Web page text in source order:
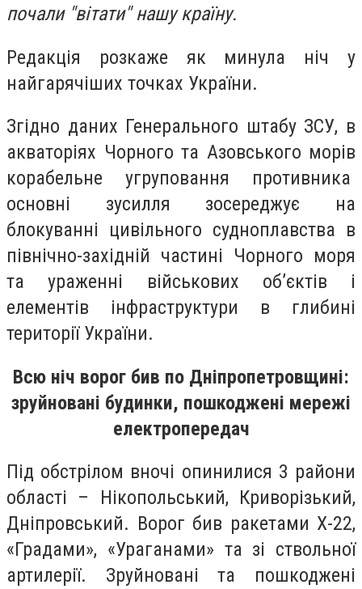
почали "вітати" нашу країну.
Редакція розкаже як минула ніч у
найгарячіших точках України.
Згідно даних Генерального штабу ЗСУ, в
акваторіях Чорного та Азовського морів
корабельне угруповання противника
основні зусилля зосереджує на
блокуванні цивільного судноплавства в
північно-західній частині Чорного моря
та ураженні військових об’єктів і
елементів інфраструктури в глибині
території України.
Всю ніч ворог бив по Дніпропетровщині:
зруйновані будинки, пошкоджені мережі
електропередач
Під обстрілом вночі опинилися 3 райони
області – Нікопольський, Криворізький,
Дніпровський. Ворог бив ракетами Х-22,
«Градами», «Ураганами» та зі ствольної
артилерії. Зруйновані та пошкоджені